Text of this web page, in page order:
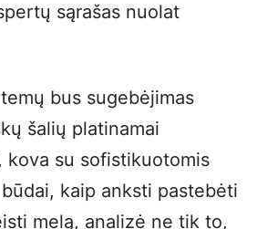
sąrašas nuolat
bus sugebėjimas
šalių platinamai
kova su sofistikuotomis
kaip anksti pastebėti
melą, analizė ne tik to,